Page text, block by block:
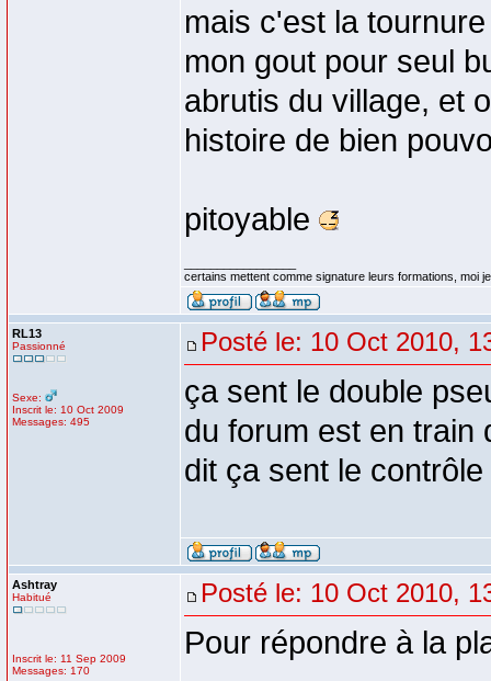
mais c'est la
mon gout pour seul
abrutis du village, et
histoire de bien
pitoyable
certains mettent comme signature leurs formations, moi
RL13
Passionné
Sexe:
Inscrit le: 10 Oct 2009
Messages: 495
Posté le: 10 Oct 2010,
ça sent le double
du forum est en train
dit ça sent le
Ashtray
Habitué
Inscrit le: 11 Sep 2009
Messages: 170
Posté le: 10 Oct 2010,
Pour répondre à la